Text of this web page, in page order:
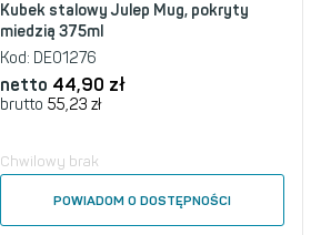
Kubek stalowy Julep Mug, pokryty
miedzią 375ml
Kod: DE01276
netto 44,90 zł
brutto 55,23 zł
Chwilowy brak
POWIADOM O DOSTĘPNOŚCI